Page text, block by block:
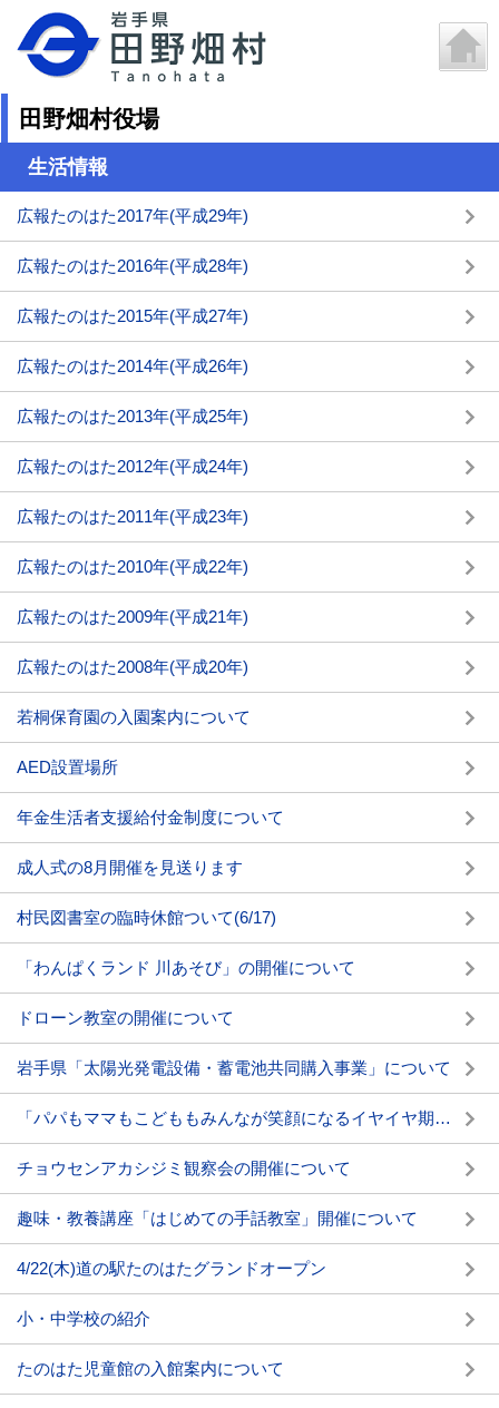
田野畑村役場
生活情報
広報たのはた2017年(平成29年)
広報たのはた2016年(平成28年)
広報たのはた2015年(平成27年)
広報たのはた2014年(平成26年)
広報たのはた2013年(平成25年)
広報たのはた2012年(平成24年)
広報たのはた2011年(平成23年)
広報たのはた2010年(平成22年)
広報たのはた2009年(平成21年)
広報たのはた2008年(平成20年)
若桐保育園の入園案内について
AED設置場所
年金生活者支援給付金制度について
成人式の8月開催を見送ります
村民図書室の臨時休館ついて(6/17)
「わんぱくランド 川あそび」の開催について
ドローン教室の開催について
岩手県「太陽光発電設備・蓄電池共同購入事業」について
「パパもママもこどももみんなが笑顔になるイヤイヤ期のコツ」の開催について
チョウセンアカシジミ観察会の開催について
趣味・教養講座「はじめての手話教室」開催について
4/22(木)道の駅たのはたグランドオープン
小・中学校の紹介
たのはた児童館の入館案内について